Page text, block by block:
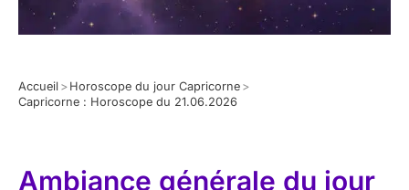
Accueil > Horoscope du jour Capricorne >
Capricorne : Horoscope du 21.06.2026
Ambiance générale du jour